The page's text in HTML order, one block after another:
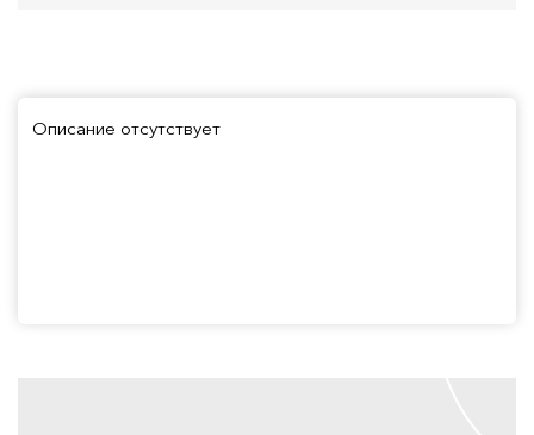
Описание отсутствует